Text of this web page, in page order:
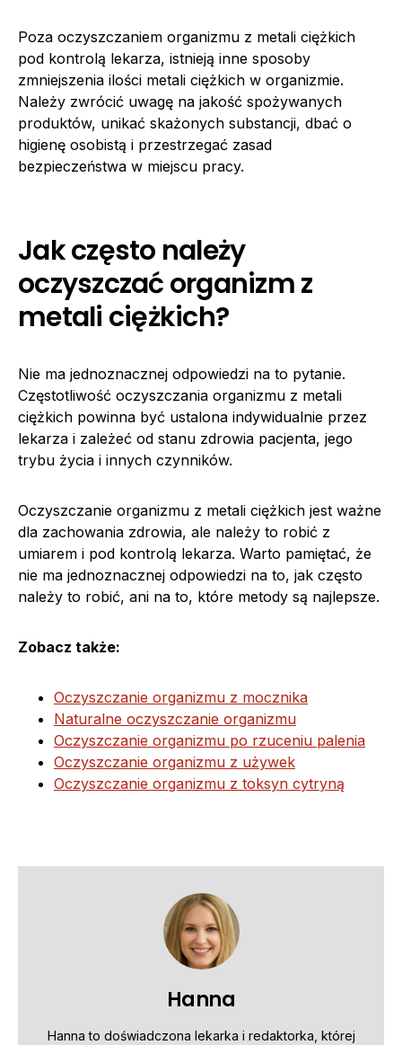
Poza oczyszczaniem organizmu z metali ciężkich
pod kontrolą lekarza, istnieją inne sposoby
zmniejszenia ilości metali ciężkich w organizmie.
Należy zwrócić uwagę na jakość spożywanych
produktów, unikać skażonych substancji, dbać o
higienę osobistą i przestrzegać zasad
bezpieczeństwa w miejscu pracy.
Jak często należy
oczyszczać organizm z
metali ciężkich?
Nie ma jednoznacznej odpowiedzi na to pytanie.
Częstotliwość oczyszczania organizmu z metali
ciężkich powinna być ustalona indywidualnie przez
lekarza i zależeć od stanu zdrowia pacjenta, jego
trybu życia i innych czynników.
Oczyszczanie organizmu z metali ciężkich jest ważne
dla zachowania zdrowia, ale należy to robić z
umiarem i pod kontrolą lekarza. Warto pamiętać, że
nie ma jednoznacznej odpowiedzi na to, jak często
należy to robić, ani na to, które metody są najlepsze.
Zobacz także:
Oczyszczanie organizmu z mocznika
Naturalne oczyszczanie organizmu
Oczyszczanie organizmu po rzuceniu palenia
Oczyszczanie organizmu z używek
Oczyszczanie organizmu z toksyn cytryną
Hanna
Hanna to doświadczona lekarka i redaktorka, której